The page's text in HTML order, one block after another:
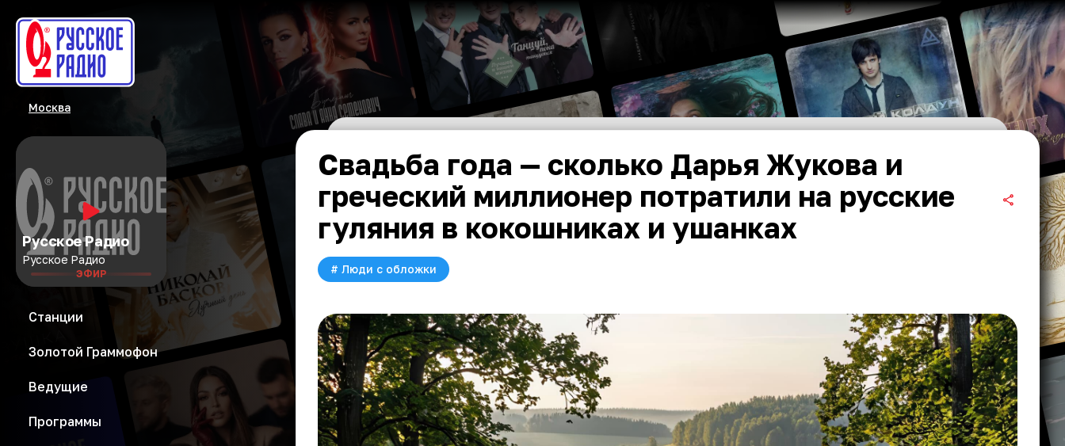
Москва
Русское Радио
Русское Радио
ЭФИР
Станции
Золотой Граммофон
Ведущие
Программы
Свадьба года — сколько Дарья Жукова и
греческий миллионер потратили на русские
гуляния в кокошниках и ушанках
# Люди с обложки